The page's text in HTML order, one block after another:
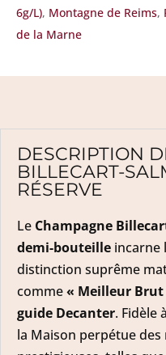
6g/L), Montagne de Reims,
de la Marne
DESCRIPTION
BILLECART-
RÉSERVE
Le Champagne
demi-bouteille incarne
distinction suprême
comme« Meilleur Brut
guide Decanter. Fidèle
la Maison perpétue